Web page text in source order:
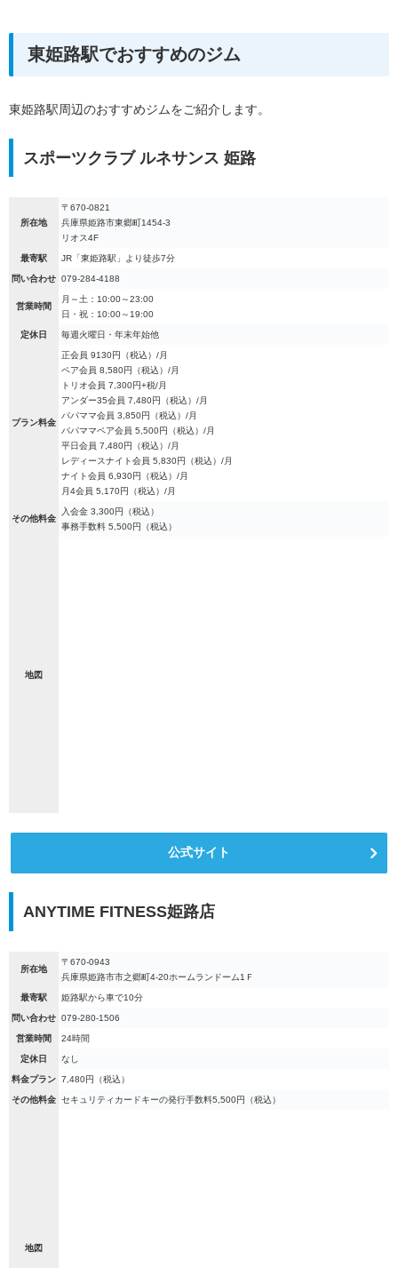
東姫路駅でおすすめのジム
東姫路駅周辺のおすすめジムをご紹介します。
スポーツクラブ ルネサンス 姫路
所在地
〒670-0821
兵庫県姫路市東郷町1454-3
リオス4F
最寄駅 JR「東姫路駅」より徒歩7分
問い合わせ 079-284-4188
営業時間
月～土：10:00～23:00
日・祝：10:00～19:00
定休日 毎週火曜日・年末年始他
プラン料金
正会員 9130円（税込）/月
ペア会員 8,580円（税込）/月
トリオ会員 7,300円+税/月
アンダー35会員 7,480円（税込）/月
パパママ会員 3,850円（税込）/月
パパママペア会員 5,500円（税込）/月
平日会員 7,480円（税込）/月
レディースナイト会員 5,830円（税込）/月
ナイト会員 6,930円（税込）/月
月4会員 5,170円（税込）/月
その他料金
入会金 3,300円（税込）
事務手数料 5,500円（税込）
地図
公式サイト
ANYTIME FITNESS姫路店
所在地
〒670-0943
兵庫県姫路市市之郷町4-20ホームランドーム1Ｆ
最寄駅 姫路駅から車で10分
問い合わせ 079-280-1506
営業時間 24時間
定休日 なし
料金プラン 7,480円（税込）
その他料金 セキュリティカードキーの発行手数料5,500円（税込）
地図